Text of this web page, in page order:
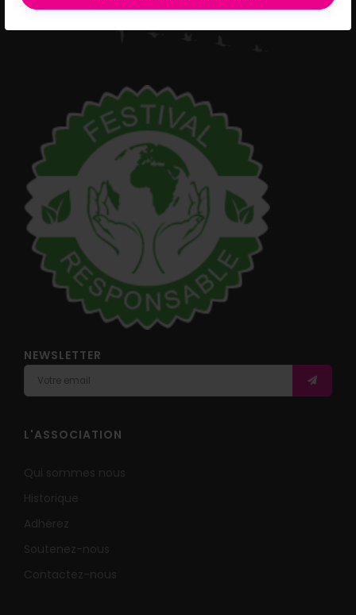
NEWSLETTER
L'ASSOCIATION
Qui sommes nous
Historique
Adhérez
Soutenez-nous
Contactez-nous